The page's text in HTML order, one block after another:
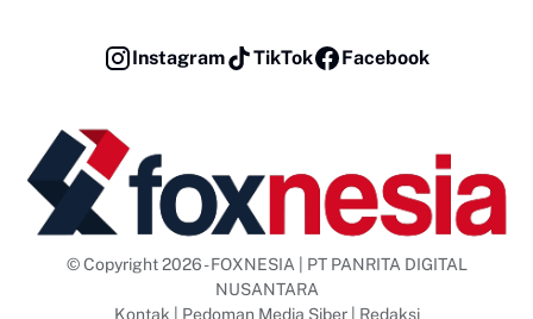
Instagram TikTok Facebook
© Copyright 2026 - FOXNESIA | PT PANRITA DIGITAL
NUSANTARA
Kontak
Pedoman Media Siber| Redaksi